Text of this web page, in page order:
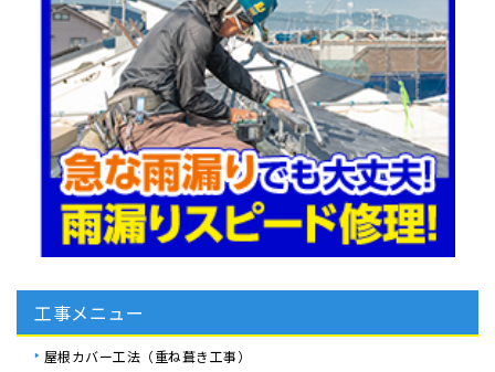
工事メニュー
屋根カバー工法（重ね葺き工事）